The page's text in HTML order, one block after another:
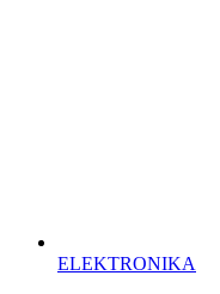
ELEKTRONIKA